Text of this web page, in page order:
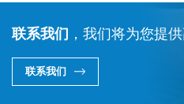
联系我们 ，我们将为您提
联系我们